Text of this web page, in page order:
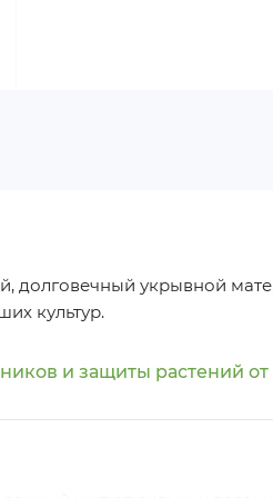
долговечный укрывной
культур.
и защиты растений